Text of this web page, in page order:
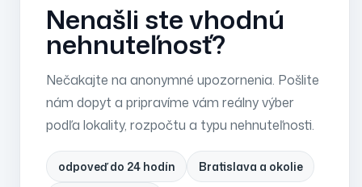
Nenašli ste vhodnú
nehnuteľnosť?
Nečakajte na anonymné upozornenia. Pošlite
nám dopyt a pripravíme vám reálny výber
podľa lokality, rozpočtu a typu nehnuteľnosti.
odpoveď do 24 hodín Bratislava a okolie